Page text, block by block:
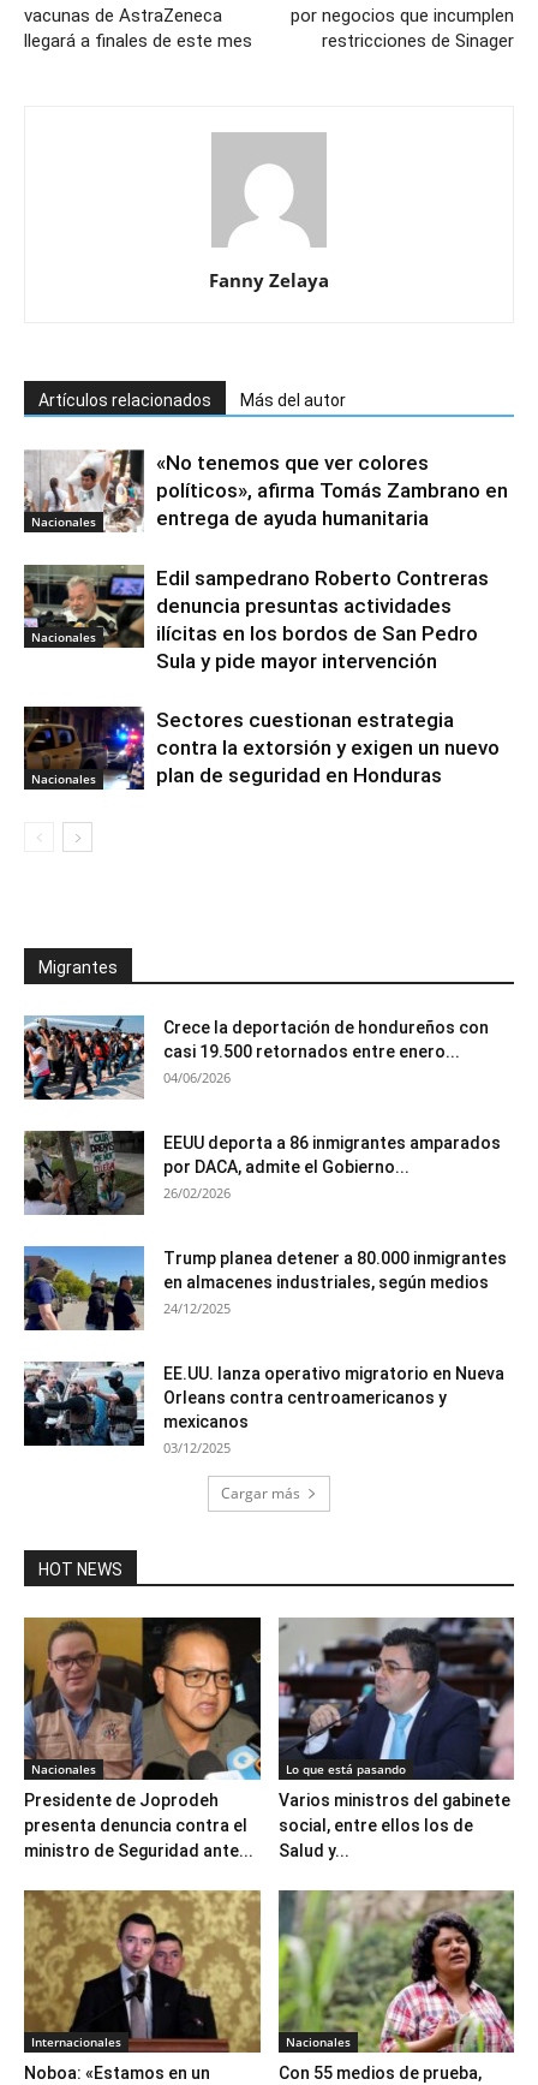
vacunas de AstraZeneca
llegará a finales de este mes
por negocios que incumplen
restricciones de Sinager
Fanny Zelaya
Artículos relacionados Más del autor
Nacionales
«No tenemos que ver colores
políticos», afirma Tomás Zambrano en
entrega de ayuda humanitaria
Nacionales
Edil sampedrano Roberto Contreras
denuncia presuntas actividades
ilícitas en los bordos de San Pedro
Sula y pide mayor intervención
Nacionales
Sectores cuestionan estrategia
contra la extorsión y exigen un nuevo
plan de seguridad en Honduras
Migrantes
Crece la deportación de hondureños con
casi 19.500 retornados entre enero...
04/06/2026
EEUU deporta a 86 inmigrantes amparados
por DACA, admite el Gobierno...
26/02/2026
Trump planea detener a 80.000 inmigrantes
en almacenes industriales, según medios
24/12/2025
EE.UU. lanza operativo migratorio en Nueva
Orleans contra centroamericanos y
mexicanos
03/12/2025
Cargar más
HOT NEWS
Nacionales
Presidente de Joprodeh
presenta denuncia contra el
ministro de Seguridad ante...
Lo que está pasando
Varios ministros del gabinete
social, entre ellos los de
Salud y...
Internacionales
Noboa: «Estamos en un
Nacionales
Con 55 medios de prueba,